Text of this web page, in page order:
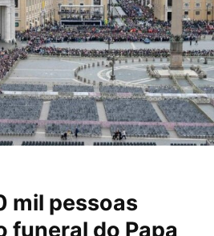
mil pessoas
funeral do Papa